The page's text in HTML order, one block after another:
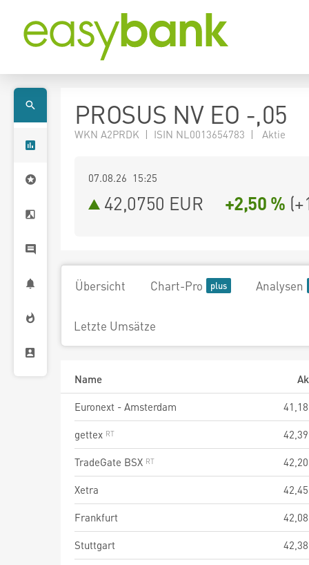
PROSUS NV EO -,05
WKN A2PRDK | ISIN NL0013654783 | Aktie
07.08.26 15:25
42,0750 EUR +2,50 % (
Übersicht Chart-Pro Analysen
Letzte Umsätze
Name
Euronext - Amsterdam
41,18
gettex
42,39
TradeGate BSX
42,20
Xetra
42,45
Frankfurt
42,08
Stuttgart
42,38